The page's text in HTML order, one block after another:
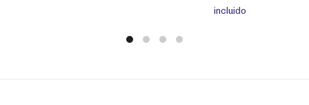
precio
incluido